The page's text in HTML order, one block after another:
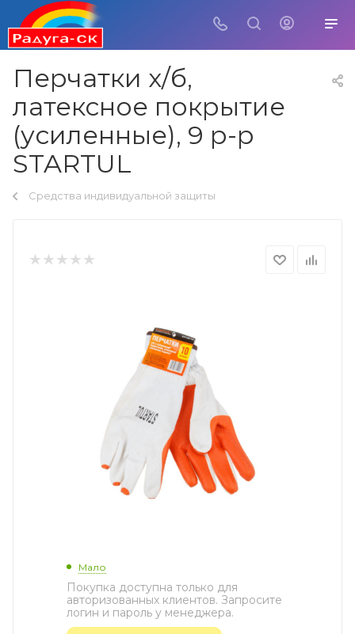
Перчатки х/б,
латексное покрытие
(усиленные), 9 р-р
STARTUL
Средства индивидуальной защиты
Мало
Покупка доступна только для
авторизованных клиентов. Запросите
логин и пароль у менеджера.